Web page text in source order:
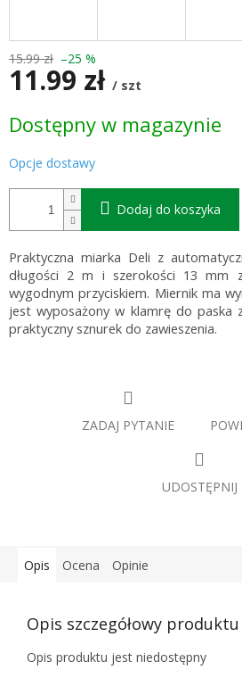
15.99 zł –25 %
11.99 zł / szt
jednostkowa:
Dostępny w magazynie
Opcje dostawy
Dodaj do koszyka
Praktyczna miarka Deli z
długości 2 m i szerokości 13 mm
wygodnym przyciskiem. Miernik ma
jest wyposażony w klamrę do paska
praktyczny sznurek do zawieszenia.
ZADAJ PYTANIE
UDOSTĘPNIJ
Opis Ocena Opinie
Opis szczegółowy produktu
Opis produktu jest niedostępny